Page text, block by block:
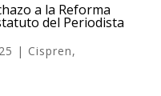
a la Reforma
del Periodista
| Cispren,